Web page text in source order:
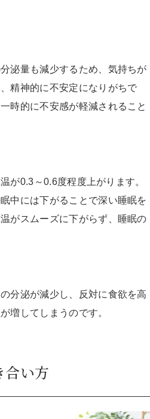
泌量も減少するため、気持ちが
精神的に不安定になりがちで
時的に不安感が軽減されること
が0.3～0.6度程度上がります。
中には下がることで深い睡眠を
がスムーズに下がらず、睡眠の
分泌が減少し、反対に食欲を高
増してしまうのです。
合い方